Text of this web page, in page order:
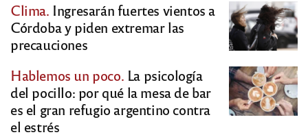
Clima. Ingresarán fuertes vientos a
Córdoba y piden extremar las
precauciones
Hablemos un poco. La psicología
del pocillo: por qué la mesa de bar
es el gran refugio argentino contra
el estrés